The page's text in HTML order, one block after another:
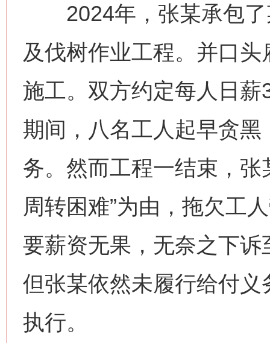
2024年，张某承包了
及伐树作业工程。并口
施工。双方约定每人日
期间，八名工人起早贪
务。然而工程一结束，张
周转困难”为由，拖欠工
要薪资无果，无奈之下
但张某依然未履行给付
执行。